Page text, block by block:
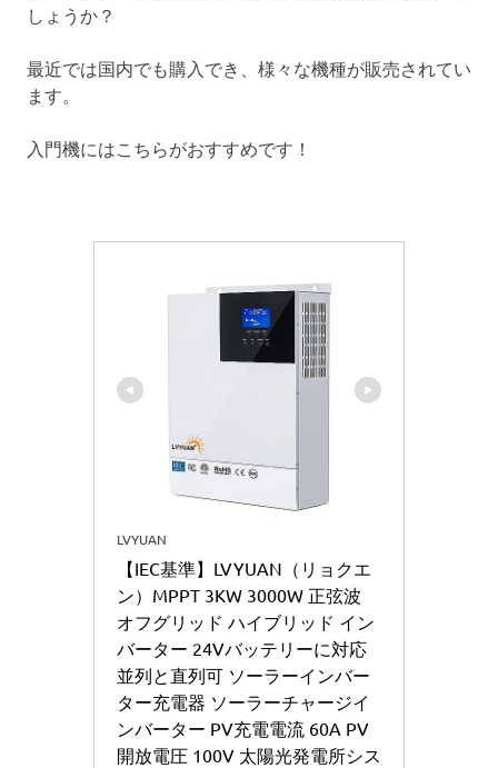
しょうか？
最近では国内でも購入でき、様々な機種が販売されてい
ます。
入門機にはこちらがおすすめです！
LVYUAN
【IEC基準】LVYUAN（リョクエ
ン）MPPT 3KW 3000W 正弦波
オフグリッド ハイブリッド イン
バーター 24Vバッテリーに対応
並列と直列可 ソーラーインバー
ター充電器 ソーラーチャージイ
ンバーター PV充電電流 60A PV
開放電圧 100V 太陽光発電所シス